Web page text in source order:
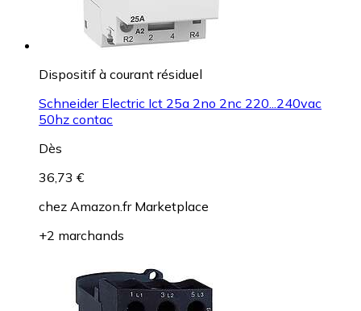
Dispositif à courant résiduel
Schneider Electric Ict 25a 2no 2nc 220...240vac
50hz contac
Dès
36,73 €
chez Amazon.fr Marketplace
+2 marchands